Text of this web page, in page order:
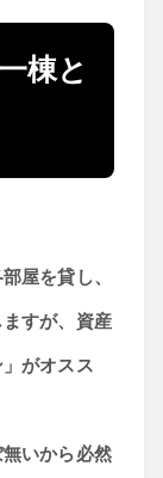
棟と
屋を貸し、
すが、資産
がオスス
いから必然